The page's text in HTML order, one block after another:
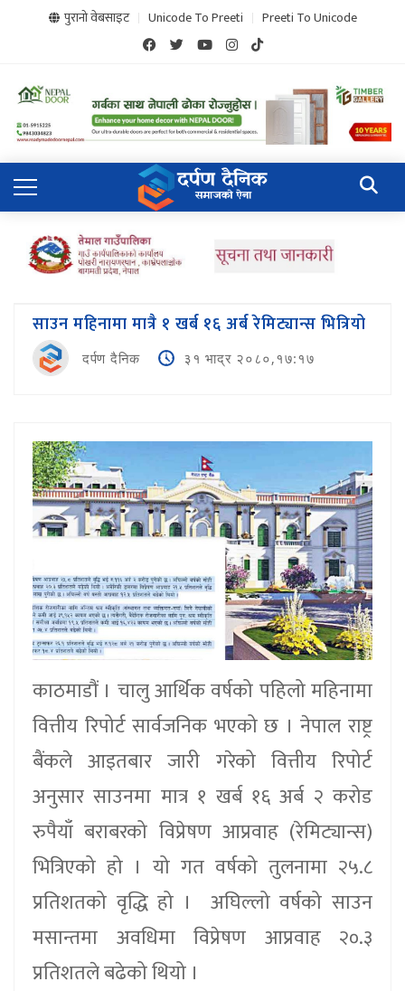
पुरानो वेबसाइट Unicode To Preeti Preeti To Unicode
साउन महिनामा मात्रै १ खर्ब १६ अर्ब रेमिट्यान्स भित्रियो
दर्पण दैनिक ३१ भाद्र २०८०,१७:१७
काठमाडौं । चालु आर्थिक वर्षको पहिलो महिनामा
वित्तीय रिपोर्ट सार्वजनिक भएको छ । नेपाल राष्ट्र
बैंकले आइतबार जारी गरेको वित्तीय रिपोर्ट
अनुसार साउनमा मात्र १ खर्ब १६ अर्ब २ करोड
रुपैयाँ बराबरको विप्रेषण आप्रवाह (रेमिट्यान्स)
भित्रिएको हो । यो गत वर्षको तुलनामा २५.८
प्रतिशतको वृद्धि हो । अघिल्लो वर्षको साउन
मसान्तमा अवधिमा विप्रेषण आप्रवाह २०.३
प्रतिशतले बढेको थियो ।